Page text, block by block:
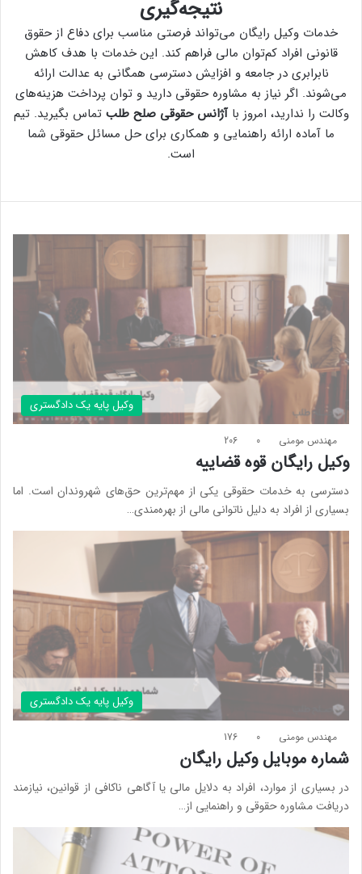
نتیجه‌گیری
خدمات وکیل رایگان می‌تواند فرصتی مناسب برای دفاع از حقوق
قانونی افراد کم‌توان مالی فراهم کند. این خدمات با هدف کاهش
نابرابری در جامعه و افزایش دسترسی همگانی به عدالت ارائه
می‌شوند. اگر نیاز به مشاوره حقوقی دارید و توان پرداخت هزینه‌های
وکالت را ندارید، امروز باآژانس حقوقی صلح طلب تماس بگیرید. تیم
ما آماده ارائه راهنمایی و همکاری برای حل مسائل حقوقی شما
است.
وکیل پایه یک دادگستری
مهندس مومنی 0
206
وکیل رایگان قوه قضاییه
دسترسی به خدمات حقوقی یکی از مهم‌ترین حق‌های شهروندان است. اما
بسیاری از افراد به دلیل ناتوانی مالی از بهره‌مندی…
وکیل پایه یک دادگستری
مهندس مومنی 0
176
شماره موبایل وکیل رایگان
در بسیاری از موارد، افراد به دلایل مالی یا آگاهی ناکافی از قوانین، نیازمند
دریافت مشاوره حقوقی و راهنمایی از…